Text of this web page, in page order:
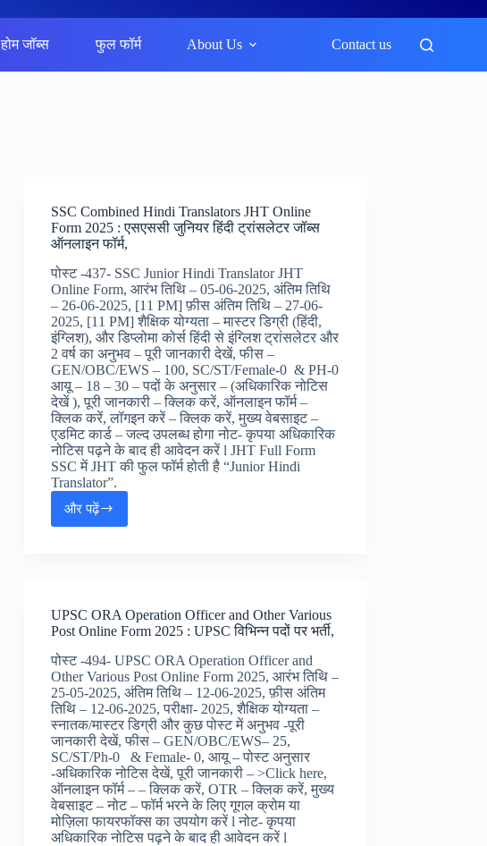
होम जॉब्स फुल फॉर्म About Us Contact us
SSC Combined Hindi Translators JHT Online
Form 2025 : एसएससी जुनियर हिंदी ट्रांसलेटर जॉब्स
ऑनलाइन फॉर्म,
पोस्ट -437- SSC Junior Hindi Translator JHT
Online Form, आरंभ तिथि – 05-06-2025, अंतिम तिथि
– 26-06-2025, [11 PM] फ़ीस अंतिम तिथि – 27-06-
2025, [11 PM] शैक्षिक योग्यता – मास्टर डिग्री (हिंदी,
इंग्लिश), और डिप्लोमा कोर्स हिंदी से इंग्लिश ट्रांसलेटर और
2 वर्ष का अनुभव – पूरी जानकारी देखें, फीस –
GEN/OBC/EWS – 100, SC/ST/Female-0 & PH-0
आयू – 18 – 30 – पदों के अनुसार – (अधिकारिक नोटिस
देखें ), पूरी जानकारी – क्लिक करें, ऑनलाइन फॉर्म –
क्लिक करें, लॉगइन करें – क्लिक करें, मुख्य वेबसाइट –
एडमिट कार्ड – जल्द उपलब्ध होगा नोट- कृपया अधिकारिक
नोटिस पढ़ने के बाद ही आवेदन करें l JHT Full Form
SSC में JHT की फुल फॉर्म होती है “Junior Hindi
Translator”.
और पढ़ेंSSC
Form
2025
:
एसएससी
जुनियर
हिंदी
ट्रांसलेटर
जॉब्स
ऑनलाइन
फॉर्म,
UPSC ORA Operation Officer and Other Various
Post Online Form 2025 : UPSC विभिन्न पदों पर भर्ती,
पोस्ट -494- UPSC ORA Operation Officer and
Other Various Post Online Form 2025, आरंभ तिथि –
25-05-2025, अंतिम तिथि – 12-06-2025, फ़ीस अंतिम
तिथि – 12-06-2025, परीक्षा- 2025, शैक्षिक योग्यता –
स्नातक/मास्टर डिग्री और कुछ पोस्ट में अनुभव -पूरी
जानकारी देखें, फीस – GEN/OBC/EWS– 25,
SC/ST/Ph-0 & Female- 0, आयू – पोस्ट अनुसार
-अधिकारिक नोटिस देखें, पूरी जानकारी – >Click here,
ऑनलाइन फॉर्म – – क्लिक करें, OTR – क्लिक करें, मुख्य
वेबसाइट – नोट – फॉर्म भरने के लिए गूगल क्रोम या
मोज़िला फायरफॉक्स का उपयोग करें l नोट- कृपया
अधिकारिक नोटिस पढ़ने के बाद ही आवेदन करें l